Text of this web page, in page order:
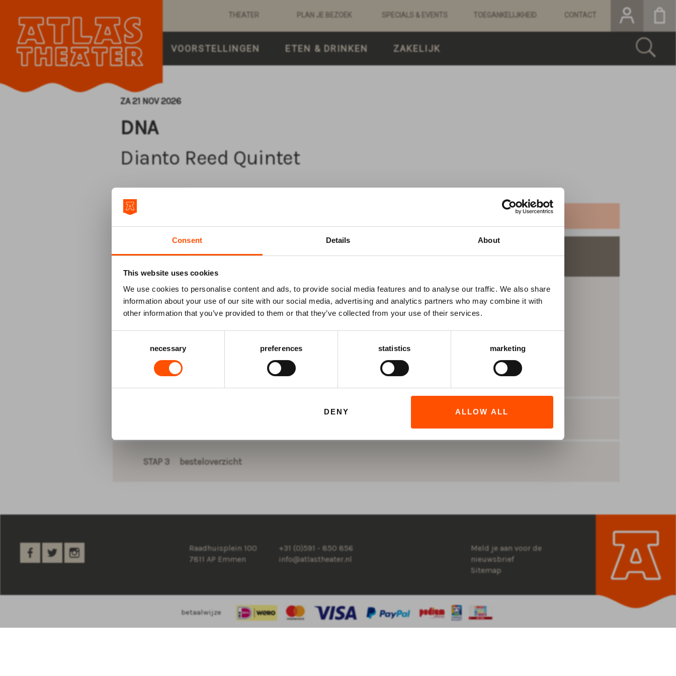
Consent Details About
This website uses cookies
We use cookies to personalise content and ads, to provide social media features and to analyse our traffic. We also share
information about your use of our site with our social media, advertising and analytics partners who may combine it with
other information that you’ve provided to them or that they’ve collected from your use of their services.
necessary preferences statistics marketing
DENY ALLOW ALL
CONTACT
TOEGANKELIJKHEID
SPECIALS & EVENTS
PLAN JE BEZOEK
THEATER
VOORSTELLINGEN ETEN & DRINKEN ZAKELIJK
ZA 21 NOV 2026
DNA
Dianto Reed Quintet
Let op: deze voorstelling wordt gespeeld in de Grote Kerk.
STAP 1 aantal plaatsen en keuze
BEST BESCHIKBARE PLAATS
STAP 3 besteloverzicht
Raadhuisplein 100
+31 (0)591 - 850 856
7811 AP Emmen
info@atlastheater.nl
Meld je aan voor de
nieuwsbrief
Sitemap
betaalwijze
Log van tevoren in
Ben je Vriend van ATLAS?
Log in vóórdat je het bestelproces in gaat, om eventuele